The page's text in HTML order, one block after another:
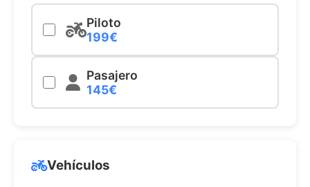
Piloto
199€
Pasajero
145€
Vehículos